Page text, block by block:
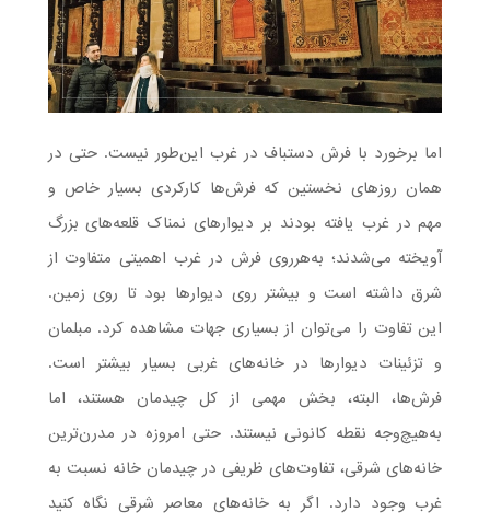
اما برخورد با فرش دستباف در غرب این‌طور نیست. حتی در
همان روزهای نخستین که فرش‌ها کارکردی بسیار خاص و
مهم در غرب یافته بودند بر دیوارهای نمناک قلعه‌های بزرگ
آویخته می‌شدند؛ به‌هرروی فرش در غرب اهمیتی متفاوت از
شرق داشته است و بیشتر روی دیوارها بود تا روی زمین.
این تفاوت را می‌توان از بسیاری جهات مشاهده کرد. مبلمان
و تزئینات دیوارها در خانه‌های غربی بسیار بیشتر است.
فرش‌ها، البته، بخش مهمی از کل چیدمان هستند، اما
به‌هیچ‌وجه نقطه کانونی نیستند. حتی امروزه در مدرن‌ترین
خانه‌های شرقی، تفاوت‌های ظریفی در چیدمان خانه نسبت به
غرب وجود دارد. اگر به خانه‌های معاصر شرقی نگاه کنید